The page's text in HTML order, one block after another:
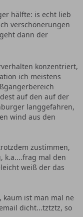
hälfte: is echt lieb
verschönerungen
dann der
konzentriert,
ich meistens
auf den auf der
langgefahren,
wind aus den
zustimmen,
k.a....frag mal den
weiß der das
kaum ist man mal ne
dicht...tztztz, so